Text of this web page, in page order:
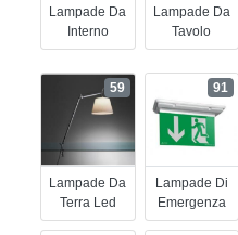
Lampade Da
Interno
Lampade Da
Tavolo
Lampade Da
Terra Led
59
Lampade Di
Emergenza
91